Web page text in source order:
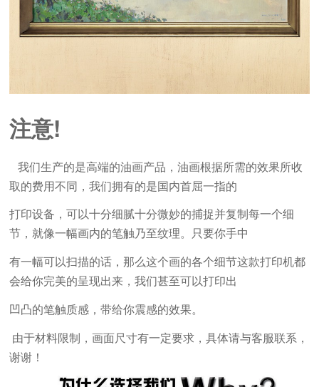
注意!
我们生产的是高端的油画产品，油画根据所需的效果所收
取的费用不同，我们拥有的是国内首屈一指的
打印设备，可以十分细腻十分微妙的捕捉并复制每一个细
节，就像一幅画内的笔触乃至纹理。只要你手中
有一幅可以扫描的话，那么这个画的各个细节这款打印机都
会给你完美的呈现出来，我们甚至可以打印出
凹凸的笔触质感，带给你震感的效果。
由于材料限制，画面尺寸有一定要求，具体请与客服联系，
谢谢！